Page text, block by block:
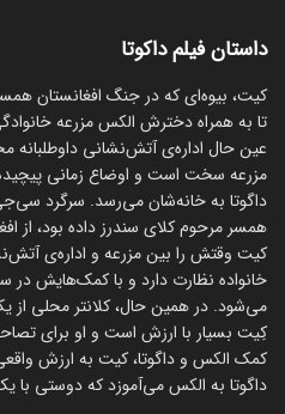
داستان فیلم داکوتا
کیت، بیوه‌ای که در جنگ افغانستان
تا به همراه دخترش الکس مزرعه‌
عین حال اداره‌ی آتش‌نشانی داوطلبانه
مزرعه سخت است و اوضاع زمانی
داگوتا به خانه‌شان می‌رسد. سرگرد
همسر مرحوم کلای سندرز داده بود، از
کیت وقتش را بین مزرعه و اداره‌ی
خانواده نظارت دارد و با کمک‌هایش
می‌شود. در همین حال، کلانتر محلی از
کِیت بسیار با ارزش است و او برای
کمک الکس و داگوتا، کیت به ارزش
داگوتا به الکس می‌آموزد که دوستی